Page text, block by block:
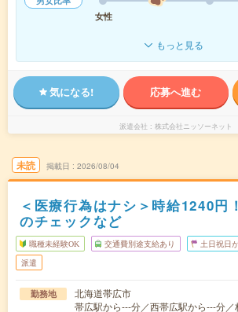
女性
もっと見る
気になる! 応募へ進む
派遣会社 株式会社ニッソーネット
未読 掲載日 2026/08/04
＜医療行為はナシ＞時給1240円
のチェックなど
職種未経験OK 交通費別途支給あり 土日祝日
派遣
勤務地
北海道帯広市
帯広駅から---分／西帯広駅から---分